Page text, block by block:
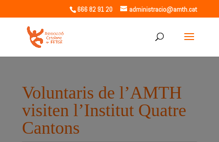
666 82 91 20 administracio@amth.cat
Voluntaris de l’AMTH
visiten l’Institut Quatre
Cantons